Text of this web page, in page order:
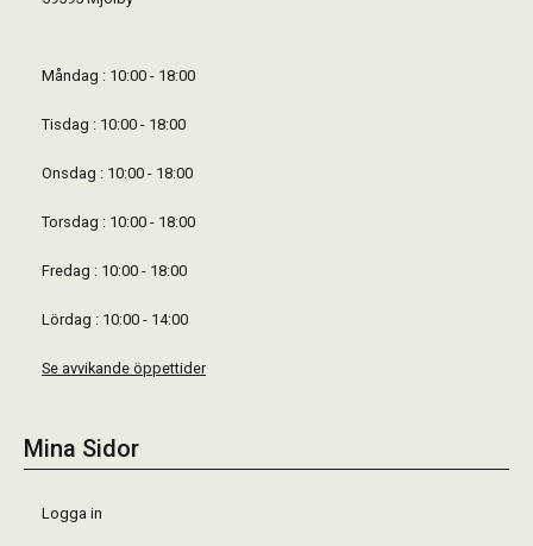
Måndag : 10:00 - 18:00
Tisdag : 10:00 - 18:00
Onsdag : 10:00 - 18:00
Torsdag : 10:00 - 18:00
Fredag : 10:00 - 18:00
Lördag : 10:00 - 14:00
Se avvikande öppettider
Mina Sidor
Logga in